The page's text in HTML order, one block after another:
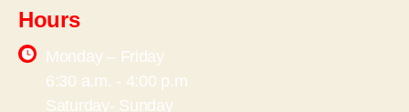
Hours
Monday – Friday
6:30 a.m. - 4:00 p.m
Saturday- Sunday